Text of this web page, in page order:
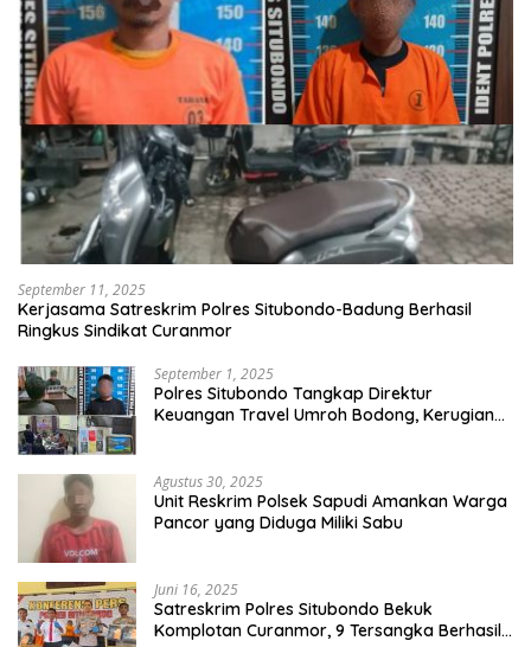
September 11, 2025
Kerjasama Satreskrim Polres Situbondo-Badung Berhasil
Ringkus Sindikat Curanmor
September 1, 2025
Polres Situbondo Tangkap Direktur
Keuangan Travel Umroh Bodong, Kerugian
Agustus 30, 2025
Unit Reskrim Polsek Sapudi Amankan Warga
Pancor yang Diduga Miliki Sabu
Juni 16, 2025
Satreskrim Polres Situbondo Bekuk
Komplotan Curanmor, 9 Tersangka Berhasil